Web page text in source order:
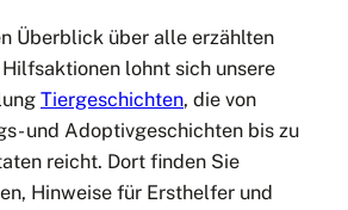
Überblick über alle erzählten
lohnt sich unsere
Tiergeschichten, die von
und Adoptivgeschichten bis zu
reicht. Dort finden Sie
Hinweise für Ersthelfer und